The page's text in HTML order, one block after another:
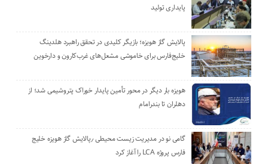
پایداری تولید
پالایش گاز هویزه؛ بازیگر کلیدی در تحقق راهبرد هلدینگ
خلیج‌فارس برای خاموشی مشعل‌های غرب‌کارون و دارخوین
هویزه بار دیگر در محور تأمین پایدار خوراک پتروشیمی شد؛ از
دهلران تا بندرامام
گامی نو در مدیریت زیست ‌محیطی ٫پالایش گاز هویزه خلیج
‌فارس پروژه LCA را آغاز کرد